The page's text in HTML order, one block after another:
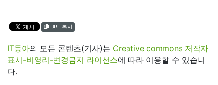
URL 복사
IT동아의 모든 콘텐츠(기사)는 Creative commons 저작자
표시-비영리-변경금지 라이선스에 따라 이용할 수 있습니
다.